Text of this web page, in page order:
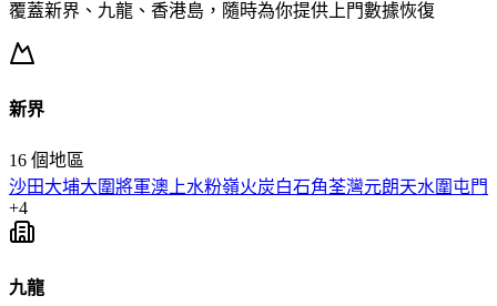
覆蓋新界、九龍、香港島，隨時為你提供上門數據恢復
新界
16 個地區
沙田大埔大圍將軍澳 上水粉嶺火炭白石角荃灣元朗天水圍 屯門
+4
九龍